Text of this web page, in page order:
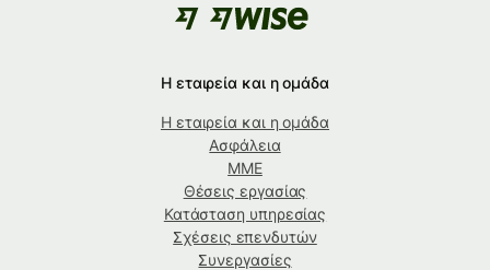
Η εταιρεία και η ομάδα
Η εταιρεία και η ομάδα
Ασφάλεια
ΜΜΕ
Θέσεις εργασίας
Κατάσταση υπηρεσίας
Σχέσεις επενδυτών
Συνεργασίες